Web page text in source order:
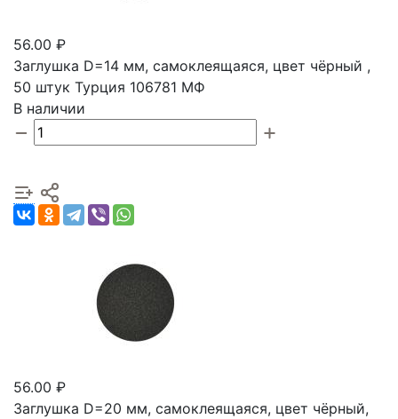
56.00 ₽
Заглушка D=14 мм, самоклеящаяся, цвет чёрный ,
50 штук Турция 106781 МФ
В наличии
56.00 ₽
Заглушка D=20 мм, самоклеящаяся, цвет чёрный,